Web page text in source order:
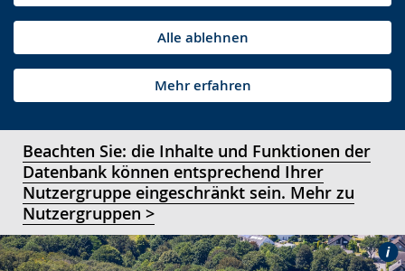
Alle ablehnen
Mehr erfahren
Beachten Sie: die Inhalte und Funktionen der
Datenbank können entsprechend Ihrer
Nutzergruppe eingeschränkt sein. Mehr zu
Nutzergruppen >